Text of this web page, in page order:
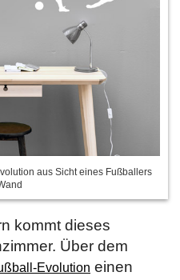
aus Sicht eines Fußballers
kommt dieses
Über dem
Evolution einen